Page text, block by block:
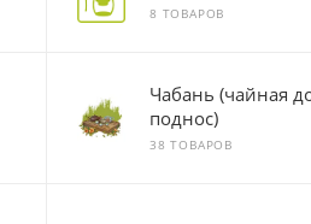
8 ТОВАРОВ
Чабань (чайная
поднос)
38 ТОВАРОВ